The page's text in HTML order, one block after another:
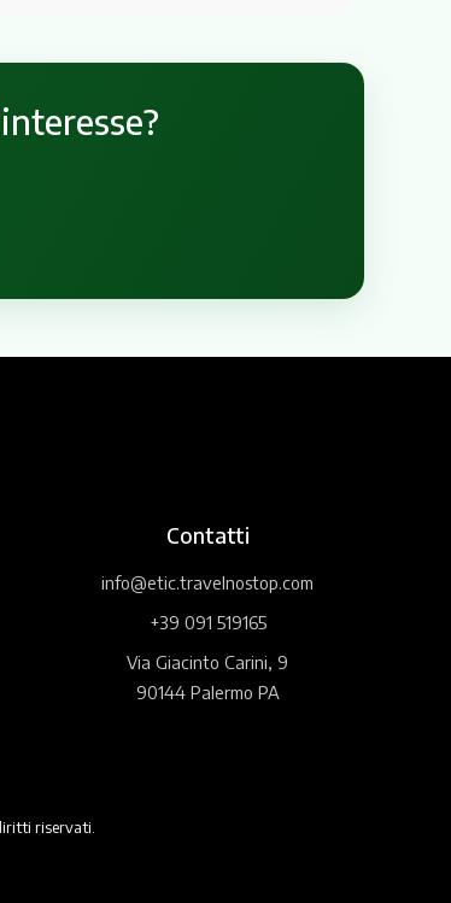
Contatti
info@etic.travelnostop.com
+39 091 519165
Via Giacinto Carini, 9
90144 Palermo PA
riservati.